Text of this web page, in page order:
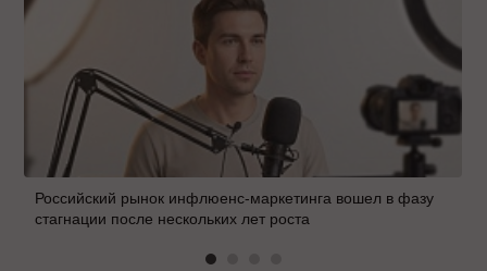
Российский рынок инфлюенс-маркетинга вошел в фазу
стагнации после нескольких лет роста